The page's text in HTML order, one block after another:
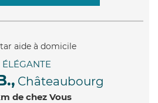
ÉLÉGANTE
Châteaubourg
de chez Vous